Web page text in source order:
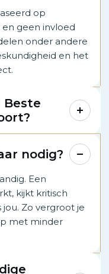
op
en geen invloed
onder andere
en het
nodig?
Een
kijkt kritisch
Zo vergroot je
met minder